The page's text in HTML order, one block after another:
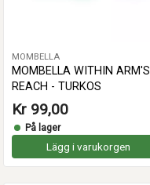
MOMBELLA
MOMBELLA WITHIN ARM'S
REACH - TURKOS
Kr 99,00
På lager
Lägg i varukorgen